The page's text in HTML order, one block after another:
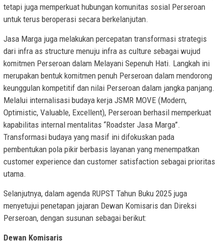
tetapi juga memperkuat hubungan komunitas sosial Perseroan
untuk terus beroperasi secara berkelanjutan.
Jasa Marga juga melakukan percepatan transformasi strategis
dari infra as structure menuju infra as culture sebagai wujud
komitmen Perseroan dalam Melayani Sepenuh Hati. Langkah ini
merupakan bentuk komitmen penuh Perseroan dalam mendorong
keunggulan kompetitif dan nilai Perseroan dalam jangka panjang.
Melalui internalisasi budaya kerja JSMR MOVE (Modern,
Optimistic, Valuable, Excellent), Perseroan berhasil memperkuat
kapabilitas internal mentalitas “Roadster Jasa Marga”.
Transformasi budaya yang masif ini difokuskan pada
pembentukan pola pikir berbasis layanan yang menempatkan
customer experience dan customer satisfaction sebagai prioritas
utama.
Selanjutnya, dalam agenda RUPST Tahun Buku 2025 juga
menyetujui penetapan jajaran Dewan Komisaris dan Direksi
Perseroan, dengan susunan sebagai berikut:
Dewan Komisaris